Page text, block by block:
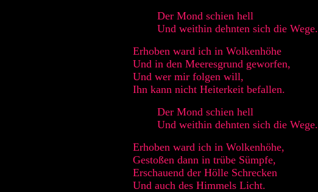
Der Mond schien hell
Und weithin dehnten sich die Wege.
Erhoben ward ich in Wolkenhöhe
Und in den Meeresgrund geworfen,
Und wer mir folgen will,
Ihn kann nicht Heiterkeit befallen.
Der Mond schien hell
Und weithin dehnten sich die Wege.
Erhoben ward ich in Wolkenhöhe,
Gestoßen dann in trübe Sümpfe,
Erschauend der Hölle Schrecken
Und auch des Himmels Licht.